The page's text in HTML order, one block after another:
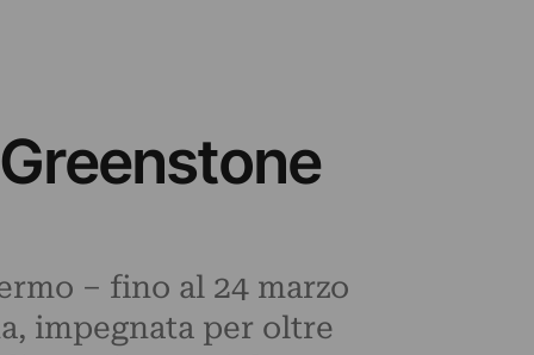
– fino al 24 marzo
impegnata per oltre